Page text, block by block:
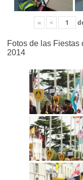
« <
Fotos de las Fiestas
2014